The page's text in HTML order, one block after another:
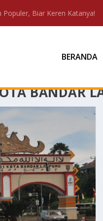
Biar Keren Katanya!
BERANDA
BANDAR